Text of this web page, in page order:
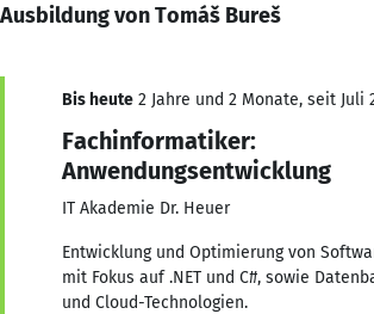
Ausbildung von Tomáš Bureš
Bis heute 2 Jahre und 2 Monate, seit Juli
Fachinformatiker:
Anwendungsentwicklung
IT Akademie Dr. Heuer
Entwicklung und Optimierung von
mit Fokus auf .NET und C#, sowie
und Cloud-Technologien.